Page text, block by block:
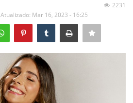
Atualizado: Mar 16, 2023 - 16:25
2231